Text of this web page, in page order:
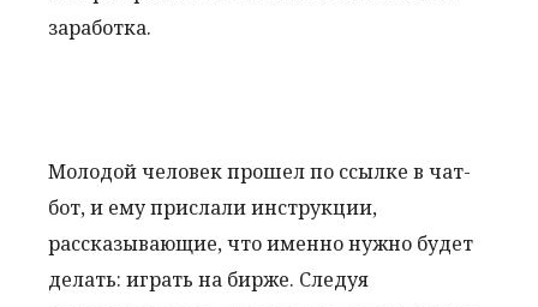
заработка.
Молодой человек прошел по ссылке в чат-
бот, и ему прислали инструкции,
рассказывающие, что именно нужно будет
делать: играть на бирже. Следуя